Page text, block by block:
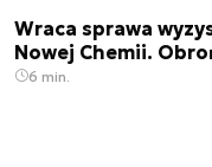
Wraca sprawa
Nowej Chemii.
6 min.